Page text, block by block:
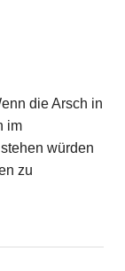
die Arsch in
im
würden
zu